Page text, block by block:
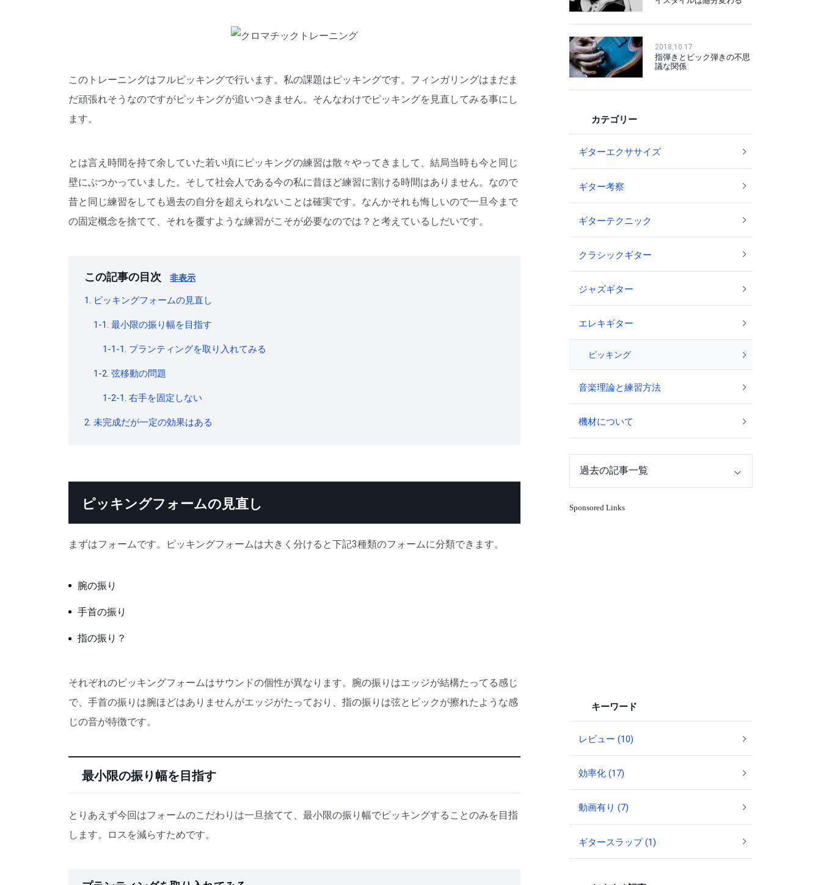
このトレーニングはフルピッキングで行います。私の課題はピッキングです。フィンガリングはまだま
だ頑張れそうなのですがピッキングが追いつきません。そんなわけでピッキングを見直してみる事にし
ます。
とは言え時間を持て余していた若い頃にピッキングの練習は散々やってきまして、結局当時も今と同じ
壁にぶつかっていました。そして社会人である今の私に昔ほど練習に割ける時間はありません。なので
昔と同じ練習をしても過去の自分を超えられないことは確実です。なんかそれも悔しいので一旦今まで
の固定概念を捨てて、それを覆すような練習がこそが必要なのでは？と考えているしだいです。
この記事の目次 非表示
1. ピッキングフォームの見直し
1-1. 最小限の振り幅を目指す
1-1-1. プランティングを取り入れてみる
1-2. 弦移動の問題
1-2-1. 右手を固定しない
2. 未完成だが一定の効果はある
ピッキングフォームの見直し
まずはフォームです。ピッキングフォームは大きく分けると下記3種類のフォームに分類できます。
腕の振り
手首の振り
指の振り？
それぞれのピッキングフォームはサウンドの個性が異なります。腕の振りはエッジが結構たってる感じ
で、手首の振りは腕ほどはありませんがエッジがたっており、指の振りは弦とピックが擦れたような感
じの音が特徴です。
最小限の振り幅を目指す
とりあえず今回はフォームのこだわりは一旦捨てて、最小限の振り幅でピッキングすることのみを目指
します。ロスを減らすためです。
2018.10.17
指弾きとピック弾きの不思
議な関係
カテゴリー
ギターエクササイズ
ギター考察
ギターテクニック
クラシックギター
ジャズギター
エレキギター
ピッキング
音楽理論と練習方法
機材について
Sponsored Links
キーワード
レビュー (10)
効率化 (17)
動画有り (7)
ギタースラップ (1)